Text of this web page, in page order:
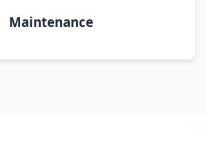
Maintenance